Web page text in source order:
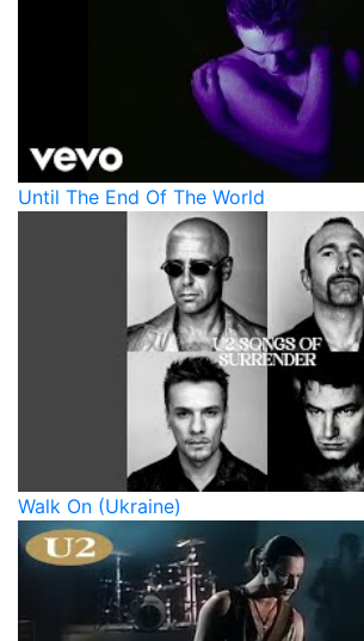
Until The End Of The World
Walk On (Ukraine)